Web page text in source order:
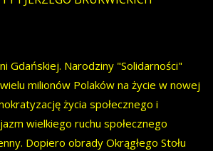
Gdańskiej. Narodziny "Solidarności"
milionów Polaków na życie w nowej
życia społecznego i
wielkiego ruchu społecznego
Dopiero obrady Okrągłego Stołu